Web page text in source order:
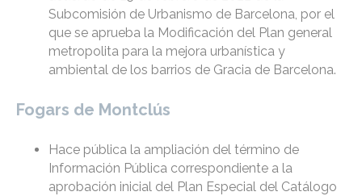
Subcomisión de Urbanismo de Barcelona, por el
que se aprueba la Modificación del Plan general
metropolita para la mejora urbanística y
ambiental de los barrios de Gracia de Barcelona.
Fogars de Montclús
Hace pública la ampliación del término de
Información Pública correspondiente a la
aprobación inicial del Plan Especial del Catálogo